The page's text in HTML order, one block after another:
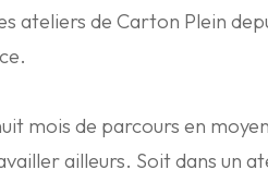
ateliers de Carton Plein
mois de parcours en
ailleurs. Soit dans un